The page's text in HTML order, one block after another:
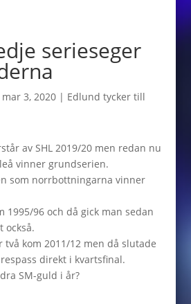
serieseger
mar 3, 2020| Edlund tycker till
av SHL 2019/20 men redan nu
vinner grundserien.
som norrbottningarna vinner
1995/96 och då gick man sedan
också.
två kom 2011/12 men då slutade
direkt i kvartsfinal.
SM-guld i år?